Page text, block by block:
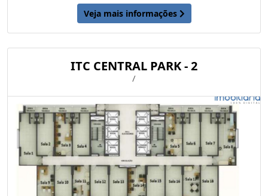
Veja mais informações
ITC CENTRAL PARK - 2
/